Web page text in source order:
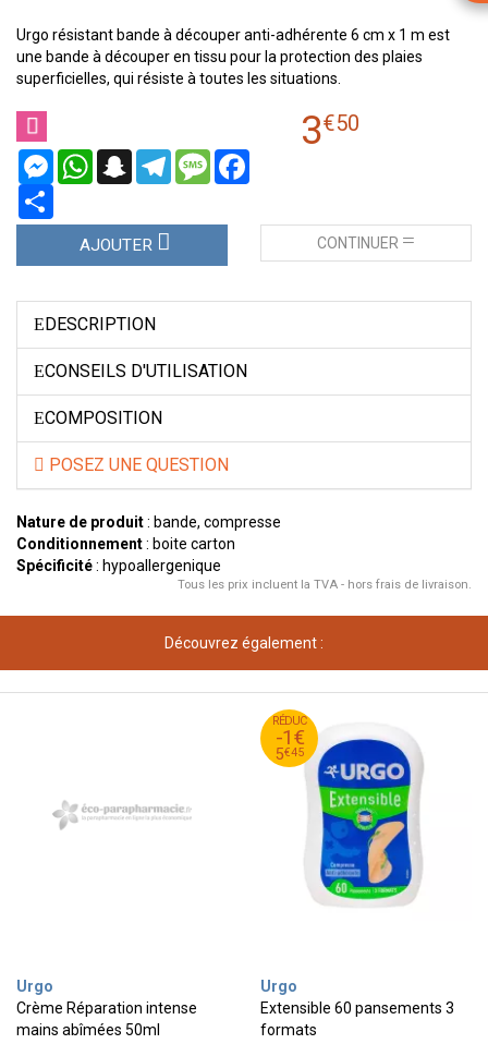
Urgo résistant bande à découper anti-adhérente 6 cm x 1 m est
une bande à découper en tissu pour la protection des plaies
superficielles, qui résiste à toutes les situations.
MessengerWhatsAppSnapchatTelegramMessage
3€50
AJOUTER CONTINUER
DESCRIPTION
CONSEILS D'UTILISATION
COMPOSITION
POSEZ UNE QUESTION
Nature de produit: bande, compresse
Conditionnement: boite carton
Spécificité: hypoallergenique
Tous les prix incluent la TVA - hors frais de livraison.
Découvrez également :
Urgo
Crème Réparation intense
mains abîmées 50ml
RÉDUC
-1€
5€45
6
€
45
5
€
45
Urgo
Extensible 60 pansements 3
formats